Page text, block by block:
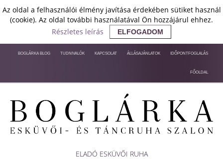
Az oldal a felhasználói élmény javítása érdekében sütiket használ
(cookie). Az oldal további használatával Ön hozzájárul ehhez.
Részletes leírás
ELFOGADOM
IDŐPONTFOGLALÁS
ÁLLÁSAJÁNLATOK
KAPCSOLAT
TUDNIVALÓK
BOGLÁRKA BLOG
FŐOLDAL
ELADÓ ESKÜVŐI RUHA